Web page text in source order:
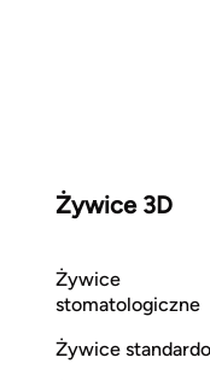
Żywice 3D
Żywice
stomatologiczne
Żywice